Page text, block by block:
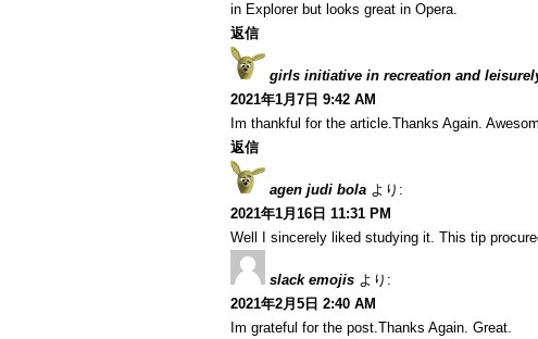
in Explorer but looks great in Opera.
返信
girls initiative in recreation and
2021年1月7日 9:42 AM
Im thankful for the article.Thanks Again.
返信
agen judi bola より:
2021年1月16日 11:31 PM
Well I sincerely liked studying it. This tip
slack emojis より:
2021年2月5日 2:40 AM
Im grateful for the post.Thanks Again. Great.